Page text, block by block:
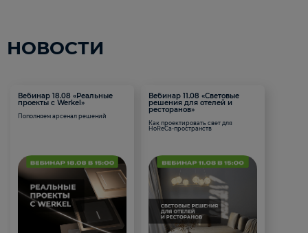
НОВОСТИ
Вебинар 18.08 «Реальные
проекты с Werkel»
Пополняем арсенал решений
Вебинар 11.08 «Световые
решения для отелей и
ресторанов»
Как проектировать свет для
HoReCa-пространств